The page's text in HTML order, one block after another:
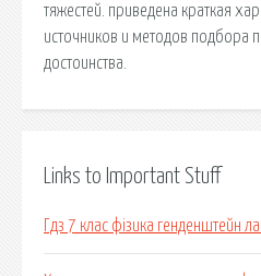
тяжестей. приведена краткая
источников и методов подбора
достоинства.
Links to Important Stuff
Гдз 7 клас фізика генденштейн